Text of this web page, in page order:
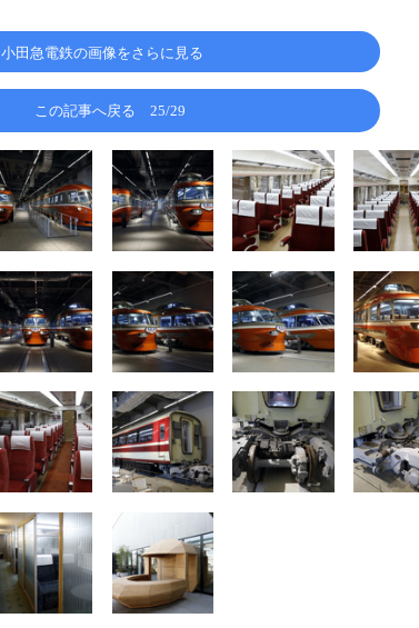
小田急電鉄の画像をさらに見る
この記事へ戻る 25/29